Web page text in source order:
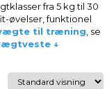
fra 5 kg til 30
øvelser, funktionel
til træning , se
↓